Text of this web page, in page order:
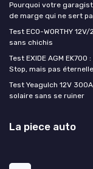
Pourquoi votre
de marge qui ne sert
Test ECO-WORTHY
sans chichis
Test EXIDE AGM
Stop, mais pas éternelle
Test Yeagulch 12V
solaire sans se ruiner
La piece auto